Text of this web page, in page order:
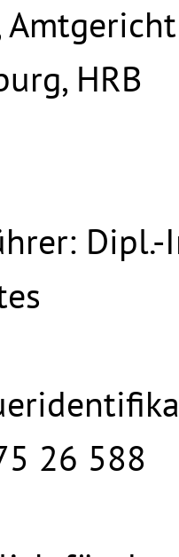
Amtgericht
HRB
Dipl.-
26 588